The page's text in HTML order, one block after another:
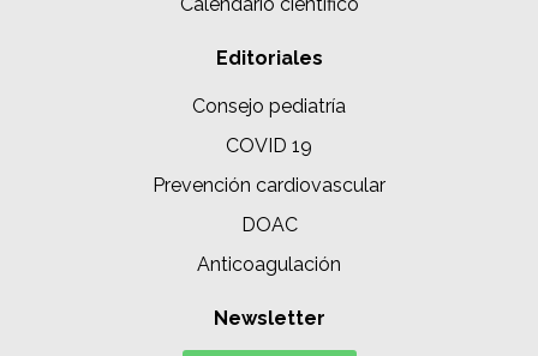
Editoriales
Consejo pediatría
COVID 19
Prevención cardiovascular
DOAC
Anticoagulación
Newsletter